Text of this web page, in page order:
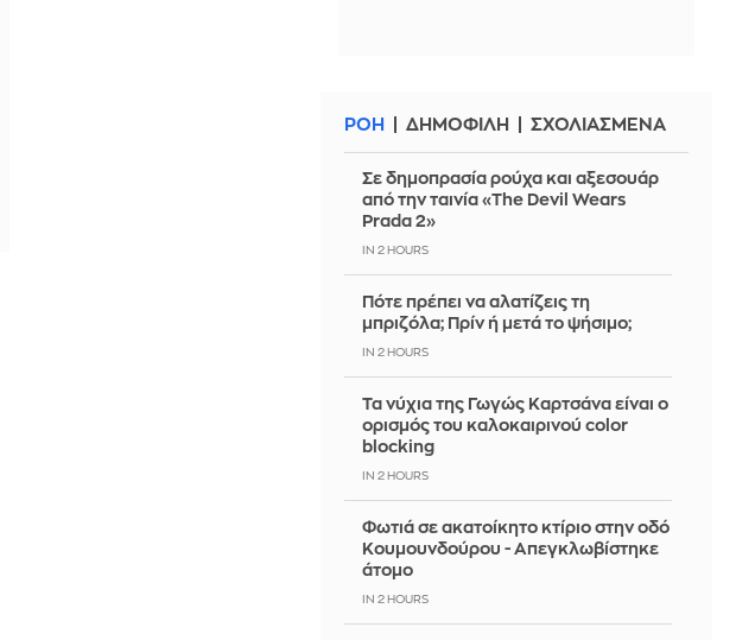
ΡΟΗ ΔΗΜΟΦΙΛΗ ΣΧΟΛΙΑΣΜΕΝΑ
Σε δημοπρασία ρούχα και αξεσουάρ
από την ταινία «The Devil Wears
Prada 2»
IN 2 HOURS
Πότε πρέπει να αλατίζεις τη
μπριζόλα; Πρίν ή μετά το ψήσιμο;
IN 2 HOURS
Τα νύχια της Γωγώς Καρτσάνα είναι ο
ορισμός του καλοκαιρινού color
blocking
IN 2 HOURS
Φωτιά σε ακατοίκητο κτίριο στην οδό
Κουμουνδούρου - Απεγκλωβίστηκε
άτομο
IN 2 HOURS